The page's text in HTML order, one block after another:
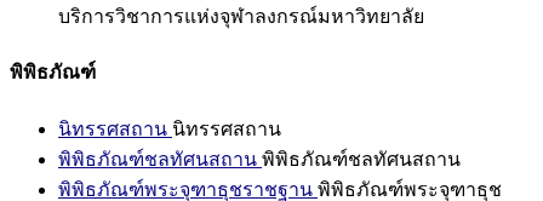
บริการวิชาการแห่งจุฬาลงกรณ์มหาวิทยาลัย
พิพิธภัณฑ์
นิทรรศสถาน นิทรรศสถาน
พิพิธภัณฑ์ชลทัศนสถาน พิพิธภัณฑ์ชลทัศนสถาน
พิพิธภัณฑ์พระจุฑาธุชราชฐาน พิพิธภัณฑ์พระจุฑาธุช